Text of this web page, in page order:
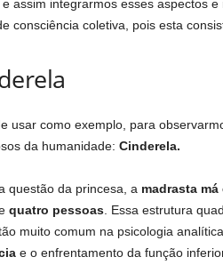
e assim integrarmos esses aspectos
consciência coletiva, pois esta
usar como exemplo, para
da humanidade: Cinderela.
questão da princesa, a madrasta
quatro pessoas. Essa estrutura
muito comum na psicologia
e o enfrentamento da função